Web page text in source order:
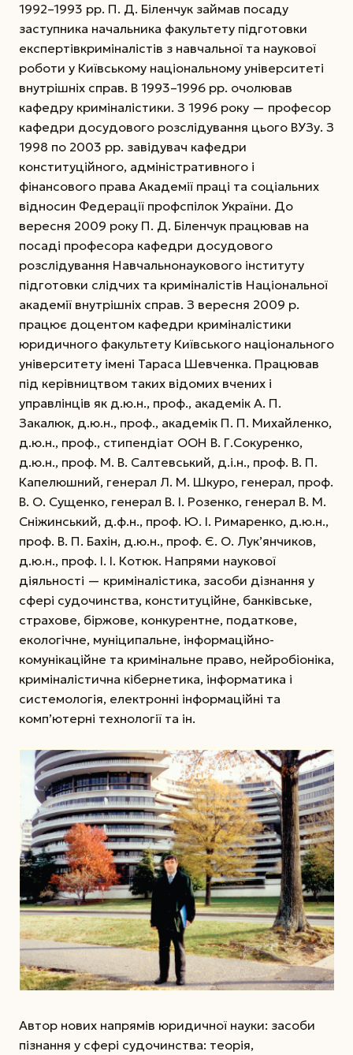
1992–1993 рр. П. Д. Біленчук займав посаду
заступника начальника факультету підготовки
експертів­­криміналістів з навчальної та наукової
роботи у Київському національному університеті
внутрішніх справ. В 1993–1996 рр. очолював
кафедру криміналістики. З 1996 року — професор
кафедри досудового розслідування цього ВУЗу. З
1998 по 2003 рр. завідувач кафедри
конституційного, адміністративного і
фінансового права Академії праці та соціальних
відносин Федерації профспілок України. До
вересня 2009 року П. Д. Біленчук працював на
посаді професора кафедри досудового
розслідування Навчально­наукового інституту
підготовки слідчих та криміналістів Національної
академії внутрішніх справ. З вересня 2009 р.
працює доцентом кафедри криміналістики
юридичного факультету Київського національного
університету імені Тараса Шевченка. Працював
під керівництвом таких відомих вчених і
управлінців як д.ю.н., проф., академік А. П.
Закалюк, д.ю.н., проф., академік П. П. Михайленко,
д.ю.н., проф., стипендіат ООН В. Г.Сокуренко,
д.ю.н., проф. М. В. Салтевський, д.і.н., проф. В. П.
Капелюшний, генерал Л. М. Шкуро, генерал, проф.
В. О. Сущенко, генерал В. І. Розенко, генерал В. М.
Сніжинський, д.ф.н., проф. Ю. І. Римаренко, д.ю.н.,
проф. В. П. Бахін, д.ю.н., проф. Є. О. Лук’янчиков,
д.ю.н., проф. І. І. Котюк. Напрями наукової
діяльності — криміналістика, засоби дізнання у
сфері судочинства, конституційне, банківське,
страхове, біржове, конкурентне, податкове,
екологічне, муніципальне, інформаційно­
комунікаційне та кримінальне право, нейро­біоніка,
криміналістична кібернетика, інформатика і
системологія, електронні інформаційні та
комп’ютерні технології та ін.
Автор нових напрямів юридичної науки: засоби
пізнання у сфері судочинства: теорія,